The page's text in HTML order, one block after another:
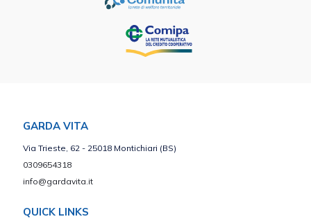
GARDA VITA
Via Trieste, 62 - 25018 Montichiari (BS)
0309654318
info@gardavita.it
QUICK LINKS